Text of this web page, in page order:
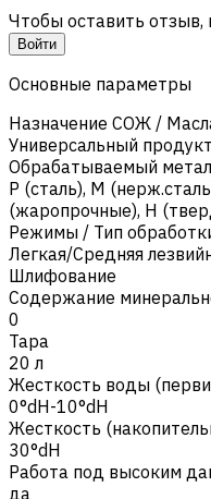
Чтобы оставить отзыв,
Войти
Основные параметры
Назначение СОЖ /
Универсальный
Обрабатываемый
Р (сталь), M
(жаропрочные), H
Режимы / Тип
Легкая/Средняя
Шлифование
Содержание
0
Тара
20 л
Жесткость воды
0°dH-10°dH
Жесткость
30°dH
Работа под высоким
да